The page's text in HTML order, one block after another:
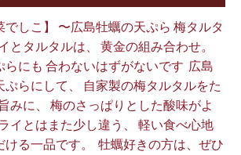
でしこ】 〜広島牡蠣の天ぷら 梅タルタ
とタルタルは、 黄金の組み合わせ。
らにも 合わないはずがないです ⁡ 広島
らにして、 自家製の梅タルタルをた
みに、 梅のさっぱりとした酸味がよ
イとはまた少し違う、 軽い食べ心地
ける一品です。 ⁡ 牡蠣好きの方は、ぜひ